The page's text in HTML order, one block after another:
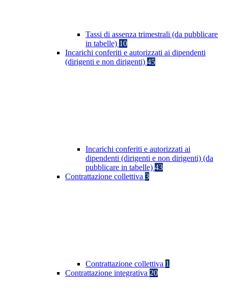
Tassi di assenza trimestrali (da pubblicare
in tabelle) 10
Incarichi conferiti e autorizzati ai dipendenti
(dirigenti e non dirigenti) 45
Incarichi conferiti e autorizzati ai
dipendenti (dirigenti e non dirigenti) (da
pubblicare in tabelle) 43
Contrattazione collettiva 3
Contrattazione collettiva 1
Contrattazione integrativa 20